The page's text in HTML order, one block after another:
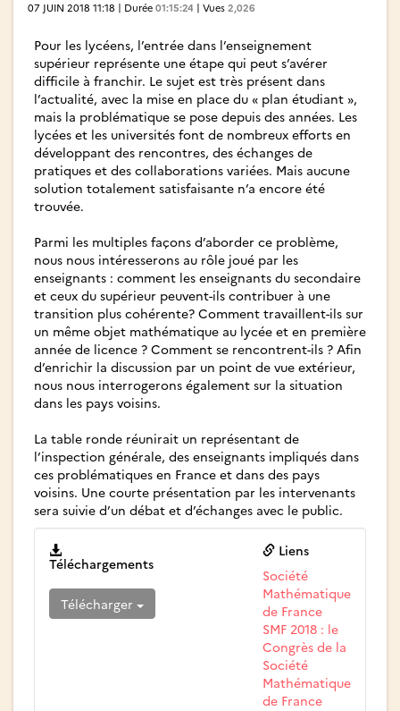
07 JUIN 2018 11:18 | Durée 01:15:24 | Vues 2,026
Pour les lycéens, l’entrée dans l’enseignement
supérieur représente une étape qui peut s’avérer
difficile à franchir. Le sujet est très présent dans
l’actualité, avec la mise en place du « plan étudiant »,
mais la problématique se pose depuis des années. Les
lycées et les universités font de nombreux efforts en
développant des rencontres, des échanges de
pratiques et des collaborations variées. Mais aucune
solution totalement satisfaisante n’a encore été
trouvée.
Parmi les multiples façons d’aborder ce problème,
nous nous intéresserons au rôle joué par les
enseignants : comment les enseignants du secondaire
et ceux du supérieur peuvent-ils contribuer à une
transition plus cohérente? Comment travaillent-ils sur
un même objet mathématique au lycée et en première
année de licence ? Comment se rencontrent-ils ? Afin
d’enrichir la discussion par un point de vue extérieur,
nous nous interrogerons également sur la situation
dans les pays voisins.
La table ronde réunirait un représentant de
l’inspection générale, des enseignants impliqués dans
ces problématiques en France et dans des pays
voisins. Une courte présentation par les intervenants
sera suivie d’un débat et d’échanges avec le public.
Téléchargements
Télécharger
Liens
Société
Mathématique
de France
SMF 2018 : le
Congrès de la
Société
Mathématique
de France